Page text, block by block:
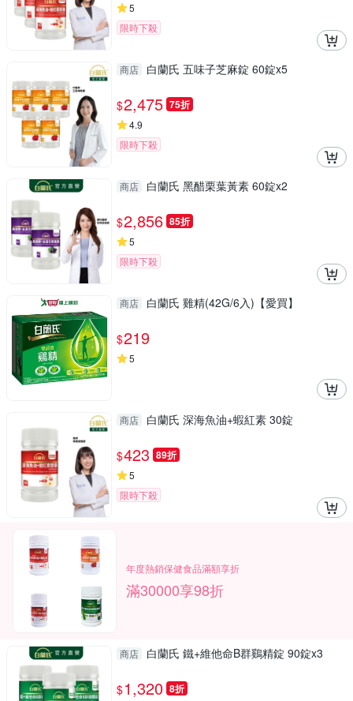
5
限時下殺
商店 白蘭氏 五味子芝麻錠 60錠x5
$2,475 75折
4.9
限時下殺
商店 白蘭氏 黑醋栗葉黃素 60錠x2
$2,856 85折
5
限時下殺
商店 白蘭氏 雞精(42G/6入)【愛買】
$219
5
商店 白蘭氏 深海魚油+蝦紅素 30錠
$423 89折
5
限時下殺
年度熱銷保健食品滿額享折
滿30000享98折
商店 白蘭氏 鐵+維他命B群鷄精錠 90錠x3
$1,320 8折